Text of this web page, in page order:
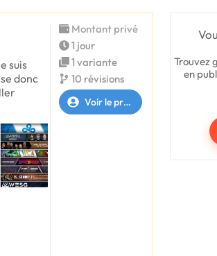
Trouvez
en
suis
donc
Montant privé
1 jour
1 variante
10 révisions
Voir le profil